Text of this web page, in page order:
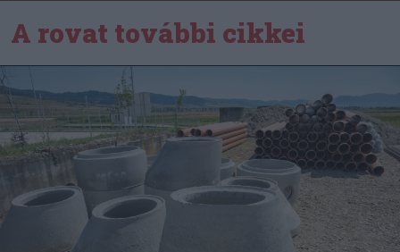
A rovat további cikkei